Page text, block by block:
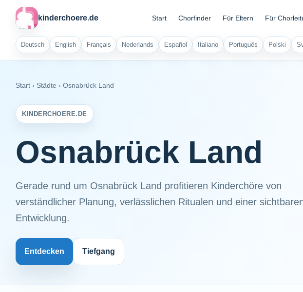
kinderchoere.de Start Chorfinder Für Eltern Für
Deutsch English Français Nederlands Español Italiano Português Polski
Start › Städte › Osnabrück Land
KINDERCHOERE.DE
Osnabrück Land
Gerade rund um Osnabrück Land profitieren Kinderchöre von
verständlicher Planung, verlässlichen Ritualen und einer
Entwicklung.
Entdecken Tiefgang